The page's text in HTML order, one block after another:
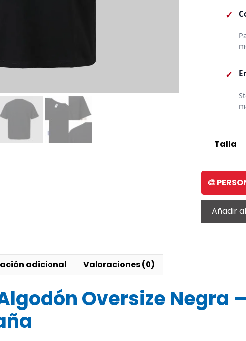
✓
✓
Talla
🎨
Añadir
adicional Valoraciones (0)
Oversize Negra